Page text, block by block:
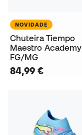
NOVIDADE
Chuteira Tiempo
Maestro Academy
FG/MG
84,99 €